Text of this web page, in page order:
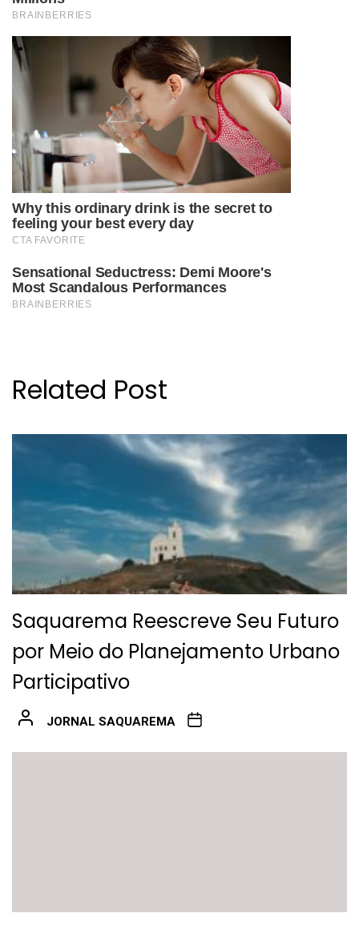
Related Post
Saquarema Reescreve Seu Futuro
por Meio do Planejamento Urbano
Participativo
JORNAL SAQUAREMA